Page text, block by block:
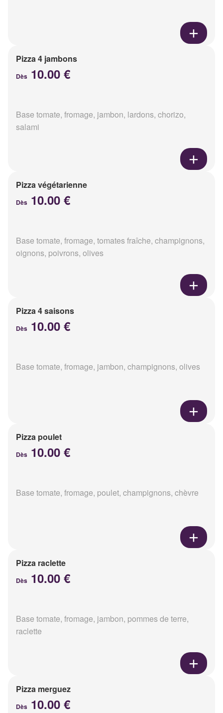
Pizza 4 jambons
Dès 10.00 €
Base tomate, fromage, jambon, lardons, chorizo,
salami
Pizza végétarienne
Dès 10.00 €
Base tomate, fromage, tomates fraîche, champignons,
oignons, poivrons, olives
Pizza 4 saisons
Dès 10.00 €
Base tomate, fromage, jambon, champignons, olives
Pizza poulet
Dès 10.00 €
Base tomate, fromage, poulet, champignons, chèvre
Pizza raclette
Dès 10.00 €
Base tomate, fromage, jambon, pommes de terre,
raclette
Pizza merguez
Dès 10.00 €